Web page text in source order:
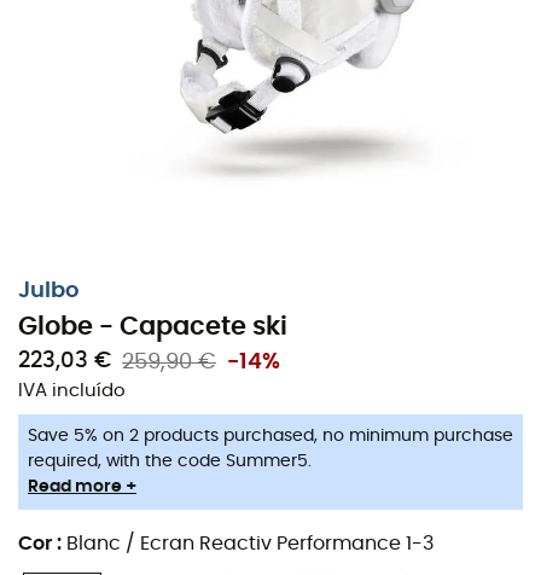
Julbo
Globe - Capacete ski
223,03 € 259,90 € -14%
IVA incluído
Save 5% on 2 products purchased, no minimum purchase
required, with the code Summer5.
Read more +
Cor : Blanc / Ecran Reactiv Performance 1-3